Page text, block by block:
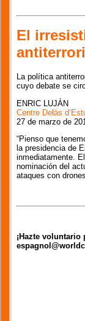
El
La política
cuyo debate se
ENRIC LUJÁN
Centre Delàs
27 de marzo de
“Pienso que
la presidencia de
inmediatamente.
nominación del
ataques con
¡Hazte